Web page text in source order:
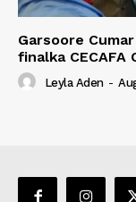
Garsoore
finalka CECAFA
Leyla Aden -